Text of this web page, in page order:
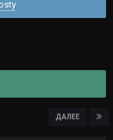
ДАЛЕЕ